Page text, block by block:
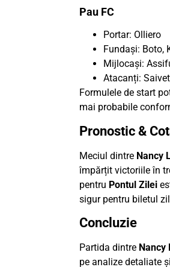
Pau FC
Portar: Olliero
Fundași: Boto,
Mijlocași:
Atacanți:
Formulele de start
mai probabile
Pronostic &
Meciul dintre Nancy
împărțit victoriile în
pentru Pontul Zilei
sigur pentru biletul
Concluzie
Partida dintre Nancy
pe analize detaliate